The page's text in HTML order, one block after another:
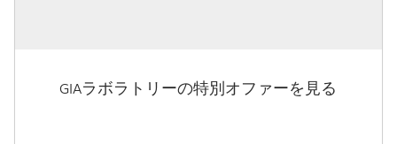
GIAラボラトリーの特別オファーを見る